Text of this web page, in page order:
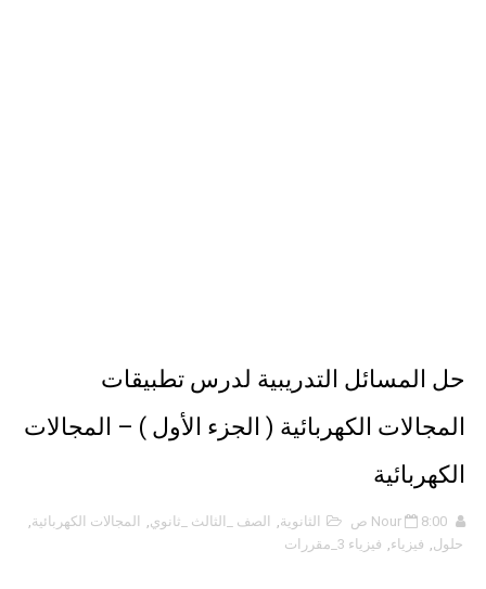
حل المسائل التدريبية لدرس تطبيقات
المجالات الكهربائية ( الجزء الأول ) – المجالات
الكهربائية
Nour 8:00 ص الثانوية, الصف _الثالث _ثانوي, المجالات الكهربائية,
حلول, فيزياء, فيزياء 3_مقررات